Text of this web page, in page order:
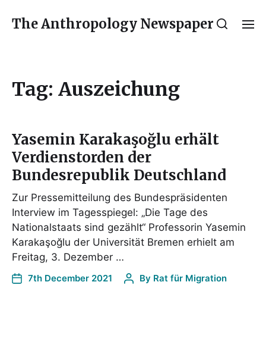
The Anthropology Newspaper
Tag: Auszeichung
Yasemin Karakaşoğlu erhält
Verdienstorden der
Bundesrepublik Deutschland
Zur Pressemitteilung des Bundespräsidenten
Interview im Tagesspiegel: „Die Tage des
Nationalstaats sind gezählt“ Professorin Yasemin
Karakaşoğlu der Universität Bremen erhielt am
Freitag, 3. Dezember …
7th December 2021 By Rat für Migration